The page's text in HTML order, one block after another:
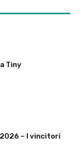
Tiny
– I vincitori